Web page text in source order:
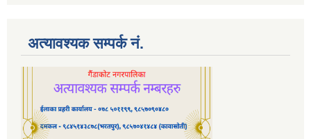
अत्यावश्यक सम्पर्क नं.